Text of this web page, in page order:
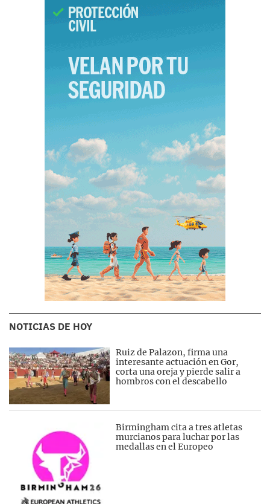
NOTICIAS DE HOY
Ruiz de Palazon, firma una
interesante actuación en Gor,
corta una oreja y pierde salir a
hombros con el descabello
Birmingham cita a tres atletas
murcianos para luchar por las
medallas en el Europeo